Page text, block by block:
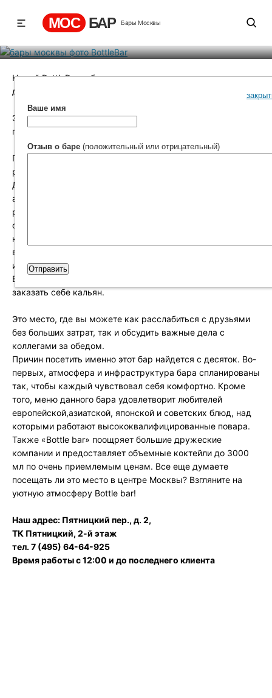
МОС БАР Бары Москвы
Ваше имя
Отзыв о баре (положительный или отрицательный)
Новый BottleBar.ru бар с оригинальным интересным
дизайном и демократическими низкими ценами.
Этот бар подойдет как для деловой встрече с
партнерами, так и для романтического ужина с девушкой.
При входе в бар вас удивит его дизайн, вешалки в виде
рук и люстра из пустых бутылок. Шеф - повар Виталий
Джуран порадует блюдами европейской, тайской и
азиатской кухнями. Так же в баре представлена
разнообразная коктейльная карта, которая является
фишкой заведения. Вам могут предложить гигантский
коктейль на всю компанию или ванная из вина. Скучать
вам тоже не придется, в баре вас ждут танцы до утра,
интересные концерты с веселыми конкурсами. Так же в
BottleBar.ru вы сможете воспользоваться услугами wi-fi, и
заказать себе кальян.
Это место, где вы можете как расслабиться с друзьями
без больших затрат, так и обсудить важные дела с
коллегами за обедом.
Причин посетить именно этот бар найдется с десяток. Во-
первых, атмосфера и инфраструктура бара спланированы
так, чтобы каждый чувствовал себя комфортно. Кроме
того, меню данного бара удовлетворит любителей
европейской,азиатской, японской и советских блюд, над
которыми работают высококвалифицированные повара.
Также «Bottle bar» поощряет большие дружеские
компании и предоставляет объемные коктейли до 3000
мл по очень приемлемым ценам. Все еще думаете
посещать ли это место в центре Москвы? Взгляните на
уютную атмосферу Bottle bar!
Наш адрес: Пятницкий пер., д. 2,
ТК Пятницкий, 2-й этаж
тел. 7 (495) 64-64-925
Время работы с 12:00 и до последнего клиента